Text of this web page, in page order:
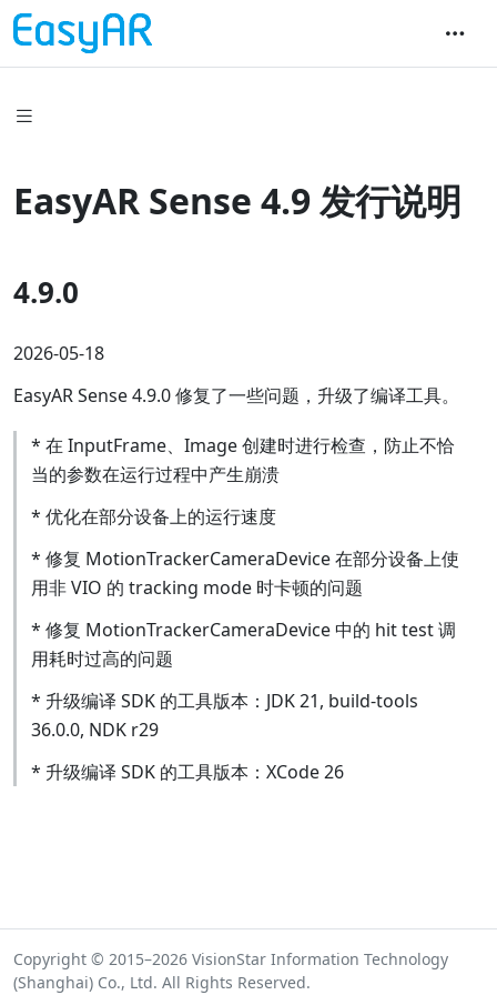
EasyAR Sense 4.9 发行说明
4.9.0
2026-05-18
EasyAR Sense 4.9.0 修复了一些问题，升级了编译工具。
* 在 InputFrame、Image 创建时进行检查，防止不恰
当的参数在运行过程中产生崩溃
* 优化在部分设备上的运行速度
* 修复 MotionTrackerCameraDevice 在部分设备上使
用非 VIO 的 tracking mode 时卡顿的问题
* 修复 MotionTrackerCameraDevice 中的 hit test 调
用耗时过高的问题
* 升级编译 SDK 的工具版本：JDK 21, build-tools
36.0.0, NDK r29
* 升级编译 SDK 的工具版本：XCode 26
Copyright © 2015–2026 VisionStar Information Technology
(Shanghai) Co., Ltd. All Rights Reserved.